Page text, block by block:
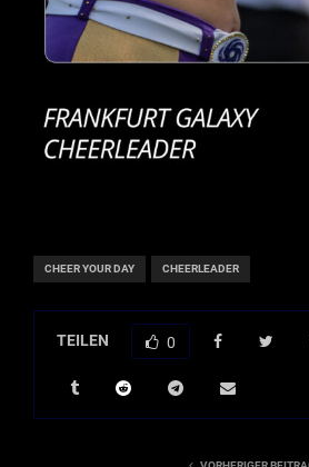
CHEER YOUR DAY CHEERLEADER
TEILEN 0